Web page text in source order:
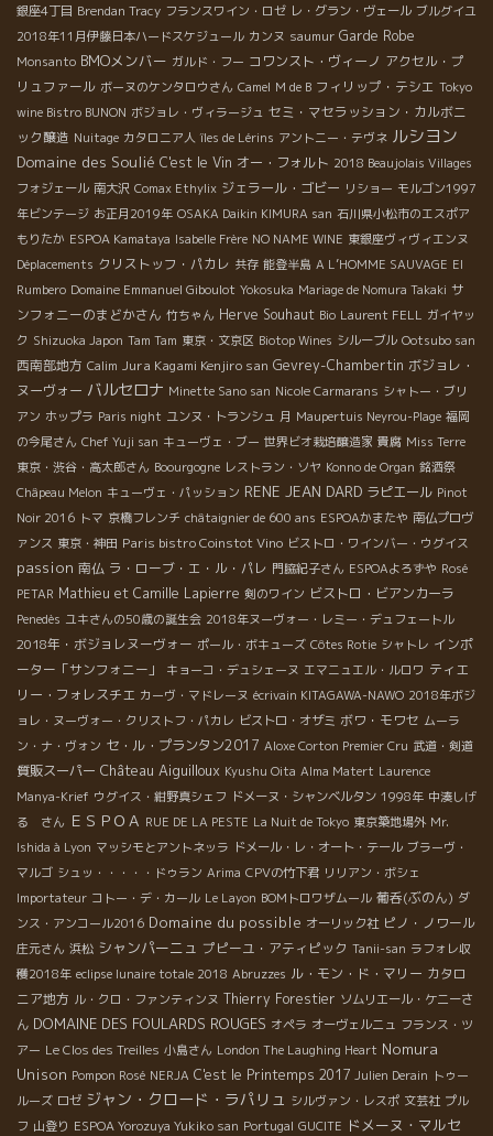
銀座4丁目 Brendan Tracy フランスワイン・ロゼ レ・グラン・ヴェール ブルグイユ
2018年11月伊藤日本ハードスケジュール カンヌ saumur Garde Robe
Monsanto BMOメンバー ガルド・フー コワンスト・ヴィーノ アクセル・プ
リュファール ボーヌのケンタロウさん Camel M de B フィリップ・テシエ Tokyo
wine Bistro BUNON ボジョレ・ヴィラージュ セミ・マセラッション・カルボニ
ック醸造 Nuitage カタロニア人 îles de Lérins アントニー・テヴネ ルシヨン
Domaine des Soulié C'est le Vin オー・フォルト 2018 Beaujolais Villages
フォジェール 南大沢 Comax Ethylix ジェラール・ゴビー リショー モルゴン1997
年ビンテージ お正月2019年 OSAKA Daikin KIMURA san 石川県小松市のエスポア
もりたか ESPOA Kamataya Isabelle Frère NO NAME WINE 東銀座ヴィヴィエンヌ
Déplacements クリストッフ・パカレ 共存 能登半島 A L’HOMME SAUVAGE El
Rumbero Domaine Emmanuel Giboulot Yokosuka Mariage de Nomura Takaki サ
ンフォニーのまどかさん 竹ちゃん Herve Souhaut Bio Laurent FELL ガイヤッ
ク Shizuoka Japon Tam Tam 東京・文京区 Biotop Wines シルーブル Ootsubo san
西南部地方 Calim Jura Kagami Kenjiro san Gevrey-Chambertin ボジョレ・
ヌーヴォー バルセロナ Minette Sano san Nicole Carmarans シャトー・ブリ
アン ホップラ Paris night ユンヌ・トランシュ 月 Maupertuis Neyrou-Plage 福岡
の今尾さん Chef Yuji san キューヴェ・ブー 世界ビオ栽培醸造家 貴腐 Miss Terre
東京・渋谷・高太郎さん Boourgogne レストラン・ソヤ Konno de Organ 銘酒祭
Châpeau Melon キューヴェ・パッション RENE JEAN DARD ラピエール Pinot
Noir 2016 トマ 京橋フレンチ châtaignier de 600 ans ESPOAかまたや 南仏プロヴ
ァンス 東京・神田 Paris bistro Coinstot Vino ビストロ・ワインバー・ウグイス
passion 南仏 ラ・ローブ・エ・ル・パレ 門脇紀子さん ESPOAよろずや Rosé
PETAR Mathieu et Camille Lapierre 剣のワイン ビストロ・ビアンカーラ
Penedès ユキさんの50歳の誕生会 2018年ヌーヴォー・レミー・デュフェートル
2018年・ボジョレヌーヴォー ポール・ボキューズ Côtes Rotie シャトレ インポ
ーター「サンフォニー」
キョーコ・デュシェーヌ エマニュエル・ルロワ ティエ
リー・フォレスチエ カーヴ・マドレーヌ écrivain KITAGAWA-NAWO 2018年ボジ
ョレ・ヌーヴォー・クリストフ・パカレ ビストロ・オザミ ボワ・モワセ ムーラ
ン・ナ・ヴォン セ・ル・プランタン2017 Aloxe Corton Premier Cru 武道・剣道
質販スーパー Château Aiguilloux Kyushu Oita Alma Matert Laurence
Manya-Krief ウグイス・紺野真シェフ ドメーヌ・シャンベルタン 1998年 中湊しげ
る さん ＥＳＰＯＡ RUE DE LA PESTE La Nuit de Tokyo 東京築地場外 Mr.
Ishida à Lyon マッシモとアントネッラ ドメール・レ・オート・テール ブラーヴ・
マルゴ シュッ・・・・・ドゥラン Arima CPVの竹下君 リリアン・ボシェ
Importateur コトー・デ・カール Le Layon BOMトロワザムール 葡呑(ぶのん) ダ
ンス・アンコール2016 Domaine du possible オーリック社 ピノ・ノワール
庄元さん 浜松 シャンパーニュ プピーユ・アティピック Tanii-san ラフォレ収
穫2018年 eclipse lunaire totale 2018 Abruzzes ル・モン・ド・マリー カタロ
ニア地方 ル・クロ・ファンティンヌ Thierry Forestier ソムリエール・ケニーさ
ん DOMAINE DES FOULARDS ROUGES オペラ オーヴェルニュ フランス・ツ
アー Le Clos des Treilles 小島さん London The Laughing Heart Nomura
Unison Pompon Rosé NERJA C'est le Printemps 2017 Julien Derain トゥー
ルーズ ロゼ ジャン・クロード・ラパリュ シルヴァン・レスポ 文芸社 プル
フ 山登り ESPOA Yorozuya Yukiko san Portugal GUCITE ドメーヌ・マルセ